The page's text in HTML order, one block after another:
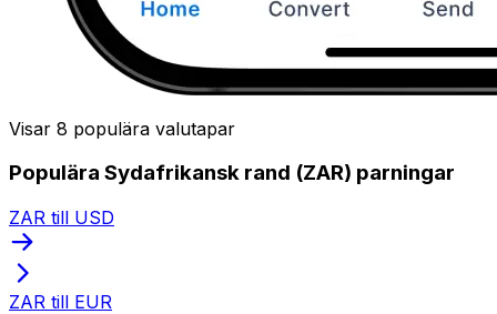
Visar 8 populära valutapar
Populära Sydafrikansk rand (ZAR) parningar
ZAR till USD
ZAR till EUR